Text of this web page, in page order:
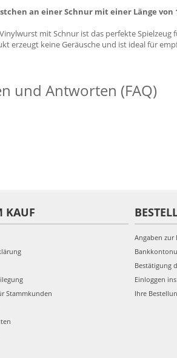
an einer Schnur mit einer Länge von
mit Schnur ist das perfekte
erzeugt keine Geräusche und ist ideal für
und Antworten (FAQ)
KAUF
Stammkunden
Angaben zur
Bestätigung
Einloggen
Ihre